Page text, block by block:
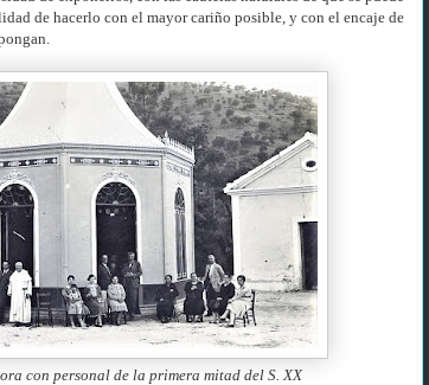
de hacerlo con el mayor cariño posible, y con el encaje de
con personal de la primera mitad del S. XX